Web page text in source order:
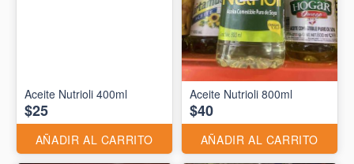
Aceite Nutrioli 400ml
$25
AÑADIR AL CARRITO
Aceite Nutrioli 800ml
$40
AÑADIR AL CARRITO